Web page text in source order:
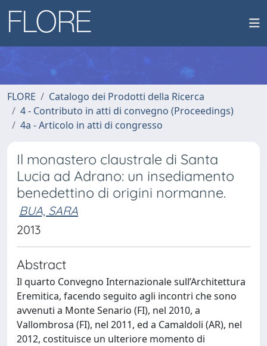
FLORE
Catalogo dei Prodotti della Ricerca
4 - Contributo in atti di convegno (Proceedings)
4a - Articolo in atti di congresso
Il monastero claustrale di Santa
Lucia ad Adrano: un insediamento
benedettino di origini normanne.
BUA, SARA
2013
Abstract
Il quarto Convegno Internazionale sull’Architettura
Eremitica, facendo seguito agli incontri che sono
avvenuti a Monte Senario (FI), nel 2010, a
Vallombrosa (FI), nel 2011, ed a Camaldoli (AR), nel
2012, costituisce un ulteriore momento di